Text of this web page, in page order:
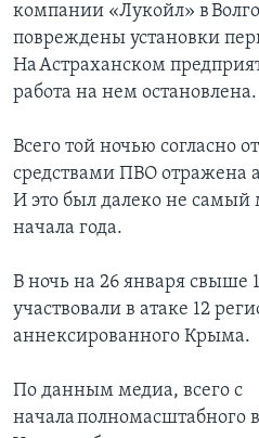
компании «Лукойл» в
повреждены установки
На Астраханском
работа на нем остановлена.
Всего той ночью согласно
средствами ПВО отражена
И это был далеко не самый
начала года.
В ночь на 26 января свыше
участвовали в атаке 12
аннексированного Крыма.
По данным медиа, всего с
начала полномасштабного